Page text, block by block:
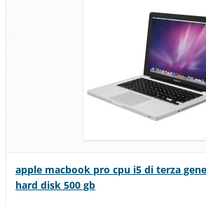
apple macbook pro cpu i5 di terza
hard disk 500 gb